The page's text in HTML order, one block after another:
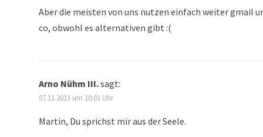
Aber die meisten von uns nutzen einfach weiter gmail
co, obwohl es alternativen gibt :(
Arno Nühm III.sagt:
07.11.2013 um 10:01 Uhr
Martin, Du sprichst mir aus der Seele.